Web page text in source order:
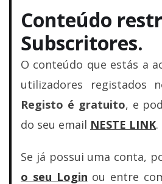
Conteúdo
Subscritores.
O conteúdo que estás a
utilizadores registados
Registo é gratuito, e
do seu email NESTE LINK.
Se já possui uma conta,
o seu Login ou entre